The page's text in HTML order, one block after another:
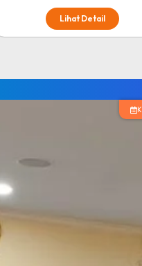
Lihat Detail